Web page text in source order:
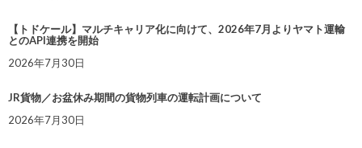
【トドケール】マルチキャリア化に向けて、2026年7月よりヤマト運輸
とのAPI連携を開始
2026年7月30日
JR貨物／お盆休み期間の貨物列車の運転計画について
2026年7月30日